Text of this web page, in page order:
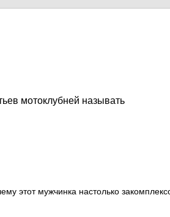
мотоклубней называть
этот мужчинка настолько